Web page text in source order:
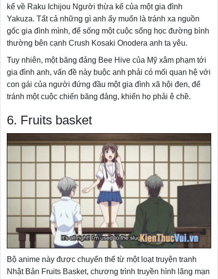
kể về Raku Ichijou Người thừa kế của một gia đình
Yakuza. Tất cả những gì anh ấy muốn là tránh xa nguồn
gốc gia đình mình, để sống một cuộc sống học đường bình
thường bên cạnh Crush Kosaki Onodera anh ta yêu.
Tuy nhiên, một băng đảng Bee Hive của Mỹ xâm phạm tới
gia đình anh, vấn đề này buộc anh phải có mối quan hệ với
con gái của người đứng đầu một gia đình xã hội đen, để
tránh một cuộc chiến băng đảng, khiến họ phải ê chề.
6. Fruits basket
Bộ anime này được chuyển thể từ một loạt truyện tranh
Nhật Bản Fruits Basket, chương trình truyền hình lãng mạn